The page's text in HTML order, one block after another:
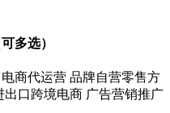
多选）
电商代运营 品牌自营零售方
出口跨境电商 广告营销推广